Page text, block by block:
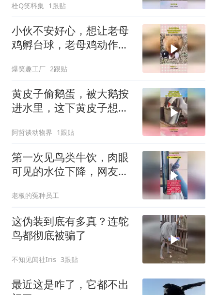
栓Q笑料集 1跟贴
小伙不安好心，想让老母
鸡孵台球，老母鸡动作绝
爆笑趣工厂 2跟贴
黄皮子偷鹅蛋，被大鹅按
进水里，这下黄皮子想跑
阿哲谈动物界 1跟贴
第一次见鸟类牛饮，肉眼
可见的水位下降，网友一
老板的冤种员工
这伪装到底有多真？连鸵
鸟都彻底被骗了
不知见闻社Iris 3跟贴
最近这是咋了，它都不出